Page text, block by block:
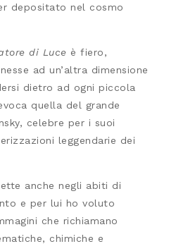
depositato nel cosmo
di Luce è fiero,
ad un’altra dimensione
dietro ad ogni piccola
quella del grande
celebre per i suoi
leggendarie dei
anche negli abiti di
e per lui ho voluto
che richiamano
chimiche e